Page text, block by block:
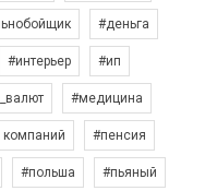
#деньга
#интерьер #ип
#медицина
компаний #пенсия
#польша #пьяный